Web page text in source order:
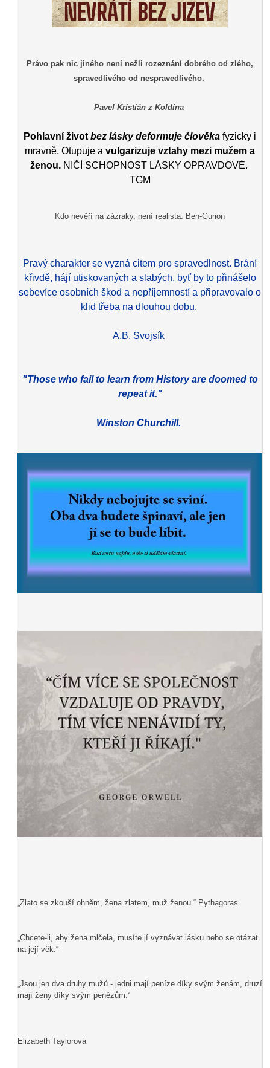
Právo pak nic jiného není nežli rozeznání dobrého od zlého,
spravedlivého od nespravedlivého.
Pavel Kristián z Koldína
Pohlavní život bez lásky deformuje člověka fyzicky i
mravně. Otupuje avulgarizuje vztahy mezi mužem a
ženou. NIČÍ SCHOPNOST LÁSKY OPRAVDOVÉ.
TGM
Kdo nevěří na zázraky, není realista. Ben-Gurion
Pravý charakter se vyzná citem pro spravedlnost. Brání
křivdě, hájí utiskovaných a slabých, byť by to přinášelo
sebevíce osobních škod a nepříjemností a připravovalo o
klid třeba na dlouhou dobu.
A.B. Svojsík
"Those who fail to learn from History are doomed to
repeat it."
Winston Churchill.
„Zlato se zkouší ohněm, žena zlatem, muž ženou.“ Pythagoras
„Chcete-li, aby žena mlčela, musíte jí vyznávat lásku nebo se otázat
na její věk.“
„Jsou jen dva druhy mužů - jedni mají peníze díky svým ženám, druzí
mají ženy díky svým penězům.“
Elizabeth Taylorová